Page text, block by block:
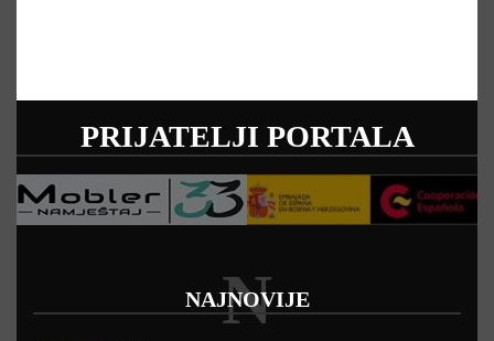
PRIJATELJI PORTALA
NAJNOVIJE
N